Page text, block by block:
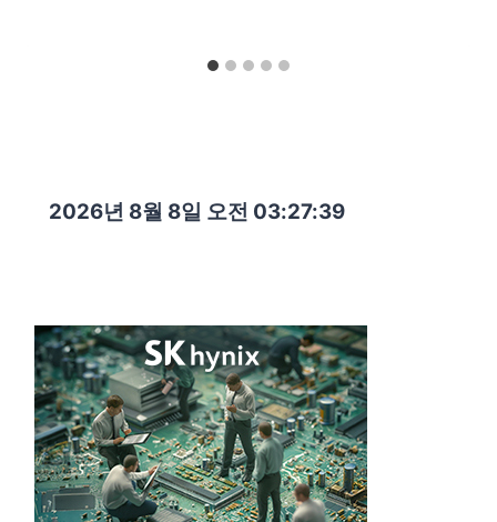
2026년 8월 8일 오전 03:27:41